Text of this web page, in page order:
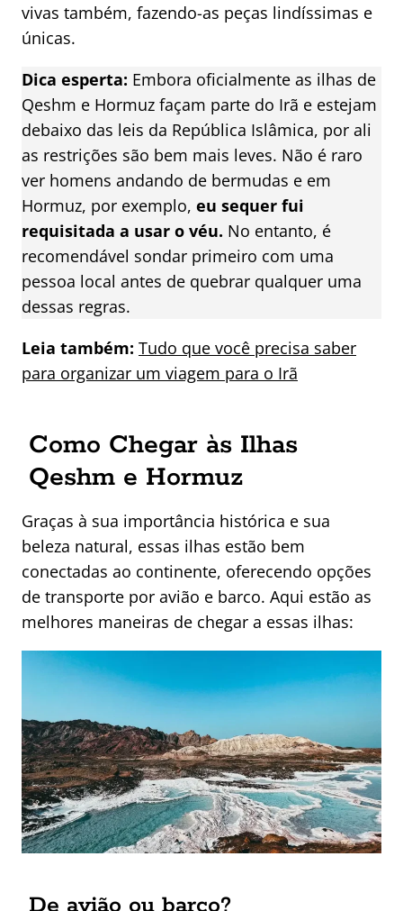
vivas também, fazendo-as peças lindíssimas e
únicas.
Dica esperta: Embora oficialmente as ilhas de
Qeshm e Hormuz façam parte do Irã e estejam
debaixo das leis da República Islâmica, por ali
as restrições são bem mais leves. Não é raro
ver homens andando de bermudas e em
Hormuz, por exemplo, eu sequer fui
requisitada a usar o véu. No entanto, é
recomendável sondar primeiro com uma
pessoa local antes de quebrar qualquer uma
dessas regras.
Leia também: Tudo que você precisa saber
para organizar um viagem para o Irã
Como Chegar às Ilhas
Qeshm e Hormuz
Graças à sua importância histórica e sua
beleza natural, essas ilhas estão bem
conectadas ao continente, oferecendo opções
de transporte por avião e barco. Aqui estão as
melhores maneiras de chegar a essas ilhas: